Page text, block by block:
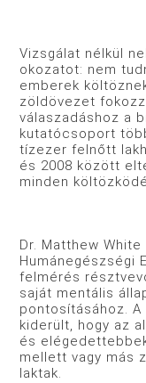
Vizsgálat nélkül
okozatot: nem
emberek
zöldövezet
válaszadáshoz a
kutatócsoport
tízezer felnőtt
és 2008 között
minden
Dr. Matthew
Humánegészségi
felmérés
saját mentális
pontosításához.
kiderült, hogy az
és
mellett vagy más
laktak.